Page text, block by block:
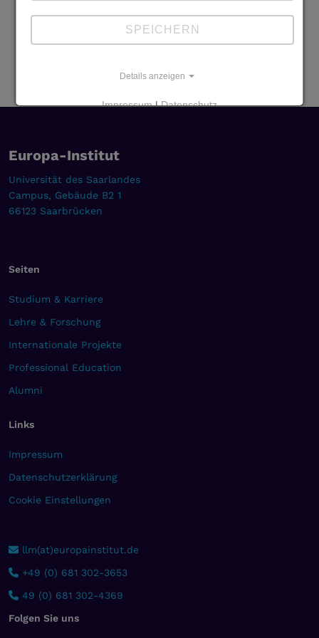
Europa-Institut
Universität des Saarlandes
Campus, Gebäude B2 1
66123 Saarbrücken
Seiten
Studium & Karriere
Lehre & Forschung
Internationale Projekte
Professional Education
Alumni
Links
Impressum
Datenschutzerklärung
Cookie Einstellungen
llm(at)europainstitut.de
+49 (0) 681 302-3653
49 (0) 681 302-4369
Folgen Sie uns
SPEICHERN
Details anzeigen
Impressum|Datenschutz